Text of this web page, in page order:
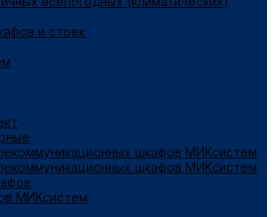
и стоек
шкафов МИКсистем
шкафов МИКсистем
МИКсистем